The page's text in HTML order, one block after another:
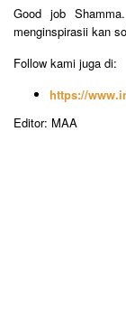
Good job
menginspirasii kan
Follow kami juga di:
https://
Editor: MAA